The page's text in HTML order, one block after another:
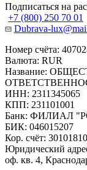
Подписаться на
+7 (800) 250 70 01
Dubrava-
Номер счёта:
Валюта: RUR
Название:
ИНН: 2311345065
КПП: 231101001
Банк: ФИЛИАЛ
БИК: 046015207
Кор. счёт:
Юридический
оф. кв. 4,